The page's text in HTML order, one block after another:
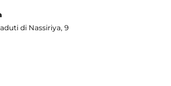
di Nassiriya, 9